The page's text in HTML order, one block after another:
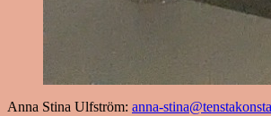
Anna Stina Ulfström: anna-